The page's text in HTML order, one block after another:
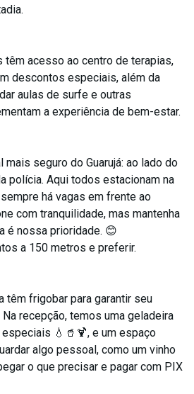
têm acesso ao centro de terapias,
descontos especiais, além da
aulas de surfe e outras
a experiência de bem-estar.
seguro do Guarujá: ao lado do
polícia. Aqui todos estacionam na
há vagas em frente ao
com tranquilidade, mas mantenha
é nossa prioridade. 😊
a 150 metros e preferir.
têm frigobar para garantir seu
recepção, temos uma geladeira
💧🥤🍹, e um espaço
algo pessoal, como um vinho
o que precisar e pagar com PIX